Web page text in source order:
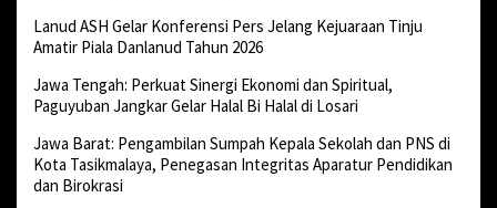
Lanud ASH Gelar Konferensi Pers Jelang Kejuaraan Tinju
Amatir Piala Danlanud Tahun 2026
Jawa Tengah: Perkuat Sinergi Ekonomi dan Spiritual,
Paguyuban Jangkar Gelar Halal Bi Halal di Losari
Jawa Barat: Pengambilan Sumpah Kepala Sekolah dan PNS di
Kota Tasikmalaya, Penegasan Integritas Aparatur Pendidikan
dan Birokrasi